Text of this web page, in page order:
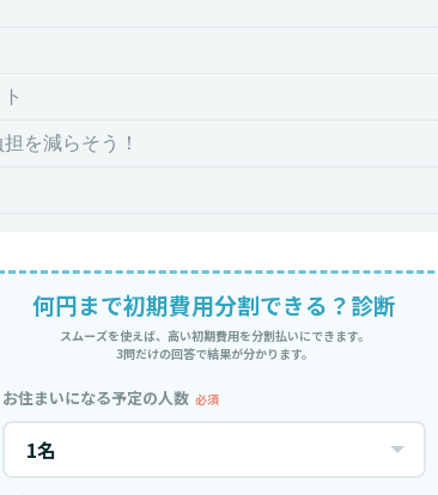
を減らそう！
何円まで初期費用分割できる？診断
スムーズを使えば、高い初期費用を分割払いにできます。
3問だけの回答で結果が分かります。
お住まいになる予定の人数 必須